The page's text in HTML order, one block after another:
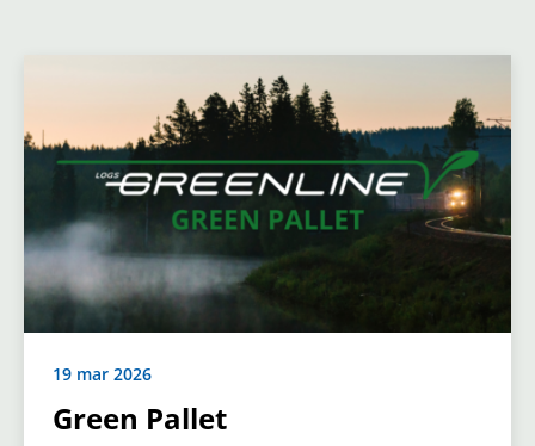
19 mar 2026
Green Pallet